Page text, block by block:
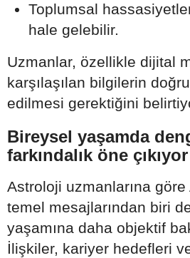
Toplumsal
hale gelebilir.
Uzmanlar, özellikle dijital
karşılaşılan bilgilerin
edilmesi gerektiğini
Bireysel yaşamda
farkındalık öne çıkıyor
Astroloji uzmanlarına göre
temel mesajlarından biri
yaşamına daha objektif
İlişkiler, kariyer hedefleri